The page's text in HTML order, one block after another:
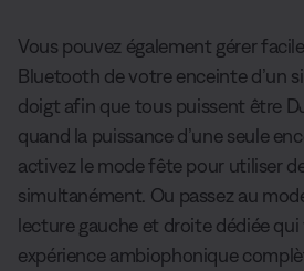
Vous pouvez également gérer
Bluetooth de votre enceinte d’un
doigt afin que tous puissent être
quand la puissance d’une seule
activez le mode fête pour utiliser
simultanément. Ou passez au
lecture gauche et droite dédiée
expérience ambiophonique